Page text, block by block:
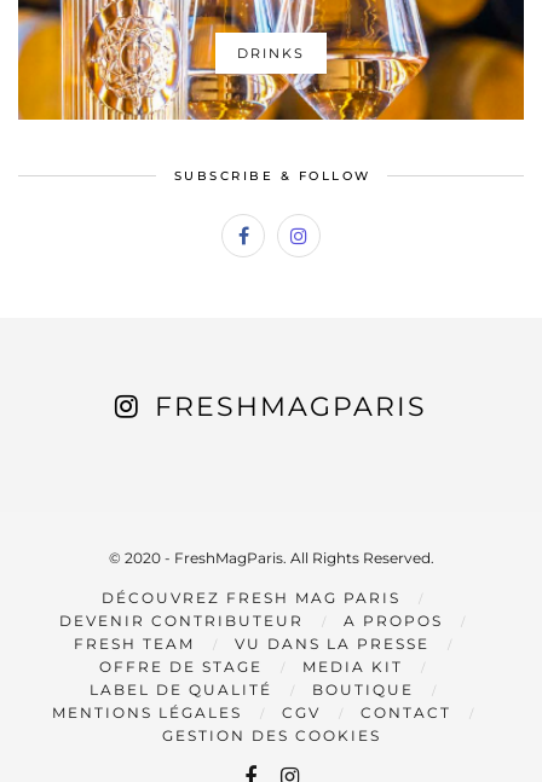
DRINKS
SUBSCRIBE & FOLLOW
FRESHMAGPARIS
© 2020 - FreshMagParis. All Rights Reserved.
DÉCOUVREZ FRESH MAG PARIS
DEVENIR CONTRIBUTEUR
A PROPOS
FRESH TEAM
VU DANS LA PRESSE
OFFRE DE STAGE
MEDIA KIT
LABEL DE QUALITÉ
BOUTIQUE
MENTIONS LÉGALES
CGV
CONTACT
GESTION DES COOKIES